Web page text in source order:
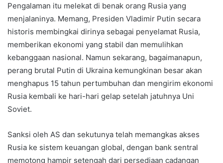
Pengalaman itu melekat di benak orang Rusia yang
menjalaninya. Memang, Presiden Vladimir Putin secara
historis membingkai dirinya sebagai penyelamat Rusia,
memberikan ekonomi yang stabil dan memulihkan
kebanggaan nasional. Namun sekarang, bagaimanapun,
perang brutal Putin di Ukraina kemungkinan besar akan
menghapus 15 tahun pertumbuhan dan mengirim ekonomi
Rusia kembali ke hari-hari gelap setelah jatuhnya Uni
Soviet.
Sanksi oleh AS dan sekutunya telah memangkas akses
Rusia ke sistem keuangan global, dengan bank sentral
memotong hampir setengah dari persediaan cadangan